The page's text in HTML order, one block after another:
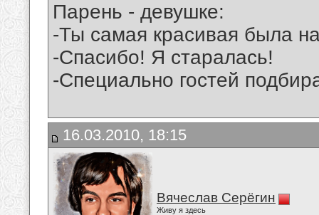
Парень - девушке:
-Ты самая красивая была
-Спасибо! Я старалась!
-Специально гостей
16.03.2010, 18:15
Вячеслав Серёгин
Живу я здесь